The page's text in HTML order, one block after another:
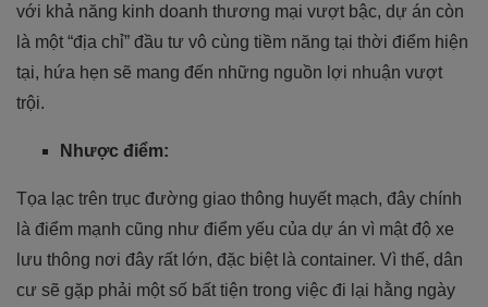
với khả năng kinh doanh thương mại vượt bậc, dự án còn
là một “địa chỉ” đầu tư vô cùng tiềm năng tại thời điểm hiện
tại, hứa hẹn sẽ mang đến những nguồn lợi nhuận vượt
trội.
Nhược điểm:
Tọa lạc trên trục đường giao thông huyết mạch, đây chính
là điểm mạnh cũng như điểm yếu của dự án vì mật độ xe
lưu thông nơi đây rất lớn, đặc biệt là container. Vì thế, dân
cư sẽ gặp phải một số bất tiện trong việc đi lại hằng ngày